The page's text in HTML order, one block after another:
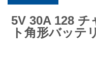
5V 30A 128 チ
ト角形バッテ